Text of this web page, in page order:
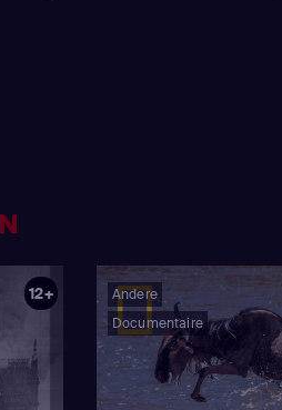
12+
Andere
Documentaire